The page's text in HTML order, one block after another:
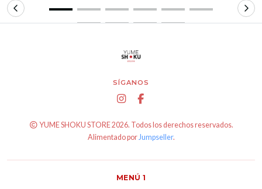
SÍGANOS
YUME SHOKU STORE 2026. Todos los derechos reservados.
Alimentado por Jumpseller.
MENÚ 1